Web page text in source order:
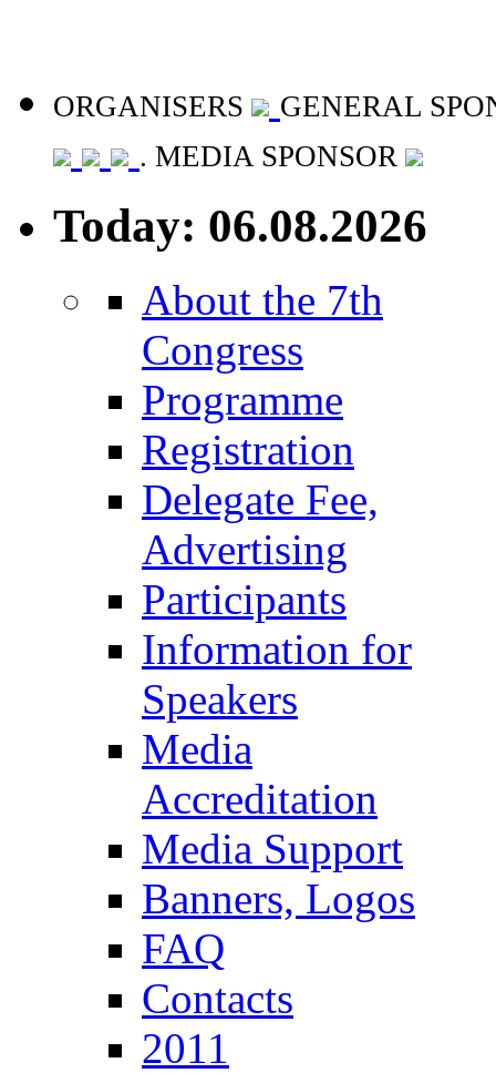
ORGANISERS
GENERAL
. MEDIA SPONSOR
Today: 06.08.2026
About the 7th
Congress
Programme
Registration
Delegate Fee,
Advertising
Participants
Information for
Speakers
Media
Accreditation
Media Support
Banners, Logos
FAQ
Contacts
2011